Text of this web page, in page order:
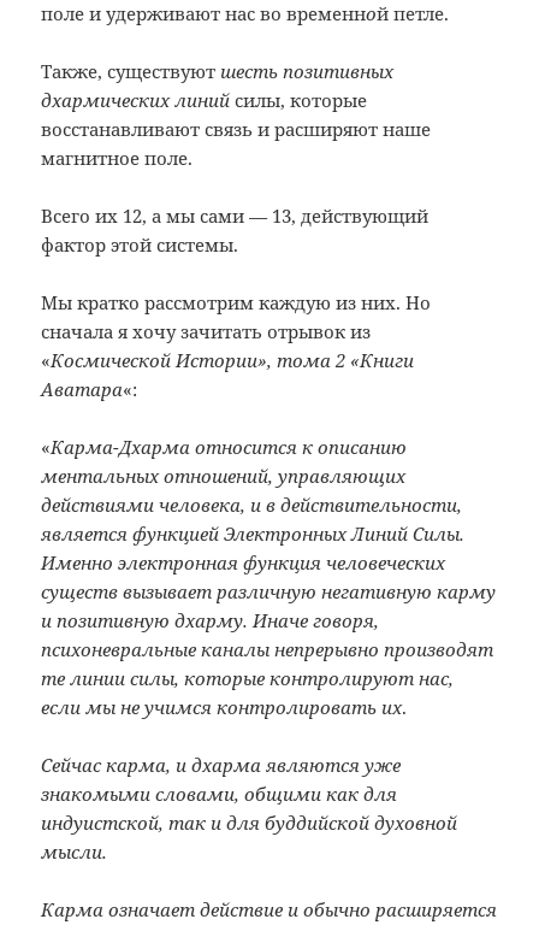
поле и удерживают нас во временной петле.
Также, существуют шесть позитивных
дхармических линий силы, которые
восстанавливают связь и расширяют наше
магнитное поле.
Всего их 12, а мы сами—13, действующий
фактор этой системы.
Мы кратко рассмотрим каждую из них. Но
сначала я хочу зачитать отрывок из
«Космической Истории», тома 2 «Книги
Аватара«:
«Карма-Дхарма относится к описанию
ментальных отношений, управляющих
действиями человека, и в действительности,
является функцией Электронных Линий Силы.
Именно электронная функция человеческих
существ вызывает различную негативную карму
и позитивную дхарму. Иначе говоря,
психоневральные каналы непрерывно производят
те линии силы, которые контролируют нас,
если мы не учимся контролировать их.
Сейчас карма, и дхарма являются уже
знакомыми словами, общими как для
индуистской, так и для буддийской духовной
мысли.
Карма означает действие и обычно расширяется